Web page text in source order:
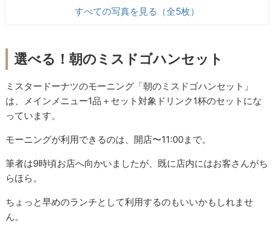
すべての写真を見る（全5枚）
選べる！朝のミスドゴハンセット
ミスタードーナツのモーニング「朝のミスドゴハンセット」
は、メインメニュー1品＋セット対象ドリンク1杯のセットにな
っています。
モーニングが利用できるのは、開店〜11:00まで。
筆者は9時頃お店へ向かいましたが、既に店内にはお客さんがち
らほら。
ちょっと早めのランチとして利用するのもいいかもしれませ
ん。